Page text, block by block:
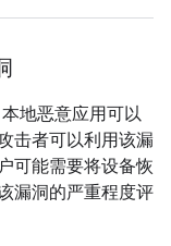
地恶意应用可以
击者可以利用该漏
可能需要将设备恢
漏洞的严重程度评